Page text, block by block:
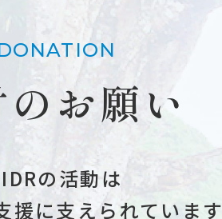
お願い
の活動は
援に支えられています